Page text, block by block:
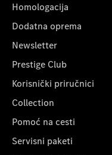
Homologacija
Dodatna oprema
Newsletter
Prestige Club
Korisnički priručnici
Collection
Pomoć na cesti
Servisni paketi